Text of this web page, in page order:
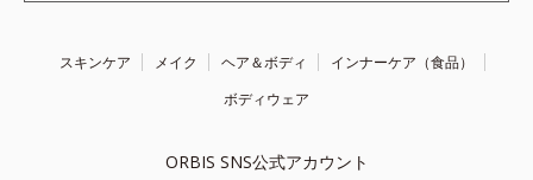
スキンケア メイク ヘア＆ボディ
インナーケア（食品）
ボディウェア
ORBIS SNS公式アカウント